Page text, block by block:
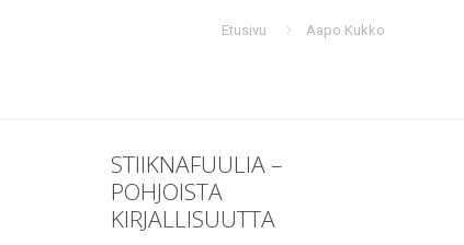
Etusivu Aapo Kukko
STIIKNAFUULIA –
POHJOISTA
KIRJALLISUUTTA